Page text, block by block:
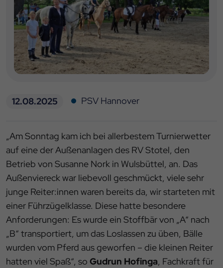
12.08.2025 PSV Hannover
„Am Sonntag kam ich bei allerbestem Turnierwetter
auf eine der Außenanlagen des RV Stotel, den
Betrieb von Susanne Nork in Wulsbüttel, an. Das
Außenviereck war liebevoll geschmückt, viele sehr
junge Reiter:innen waren bereits da, wir starteten mit
einer Führzügelklasse. Diese hatte besondere
Anforderungen: Es wurde ein Stoffbär von „A“ nach
„B“ transportiert, um das Loslassen zu üben, Bälle
wurden vom Pferd aus geworfen – die kleinen Reiter
hatten viel Spaß“, so Gudrun Hofinga, Fachkraft für